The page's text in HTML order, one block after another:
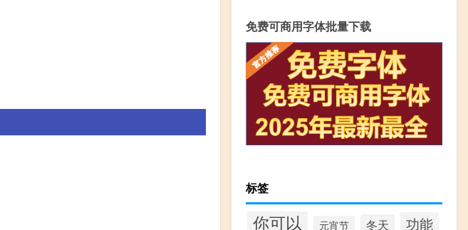
免费可商用字体批量下载
标签
你可以 元宵节 冬天 功能